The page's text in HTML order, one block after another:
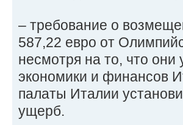
– требование о
587,22 евро от
несмотря на то, что
экономики и финансов
палаты Италии
ущерб.